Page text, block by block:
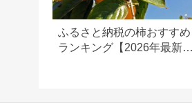
ふるさと納税の柿おすすめ
ランキング【2026年最新